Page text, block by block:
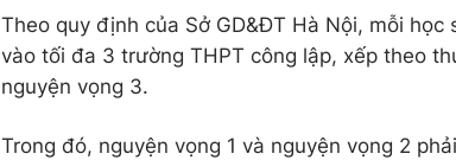
Theo quy định của Sở GD&ĐT Hà Nội, mỗi
vào tối đa 3 trường THPT công lập, xếp theo
nguyện vọng 3.
Trong đó, nguyện vọng 1 và nguyện vọng 2